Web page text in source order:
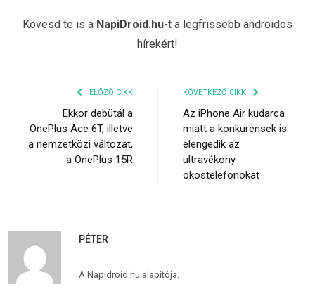
Kövesd te is a NapiDroid.hu-t a legfrissebb androidos
hírekért!
ELŐZŐ CIKK
Ekkor debütál a
OnePlus Ace 6T, illetve
a nemzetközi változat,
a OnePlus 15R
KÖVETKEZŐ CIKK
Az iPhone Air kudarca
miatt a konkurensek is
elengedik az
ultravékony
okostelefonokat
PÉTER
A Napidroid.hu alapítója.